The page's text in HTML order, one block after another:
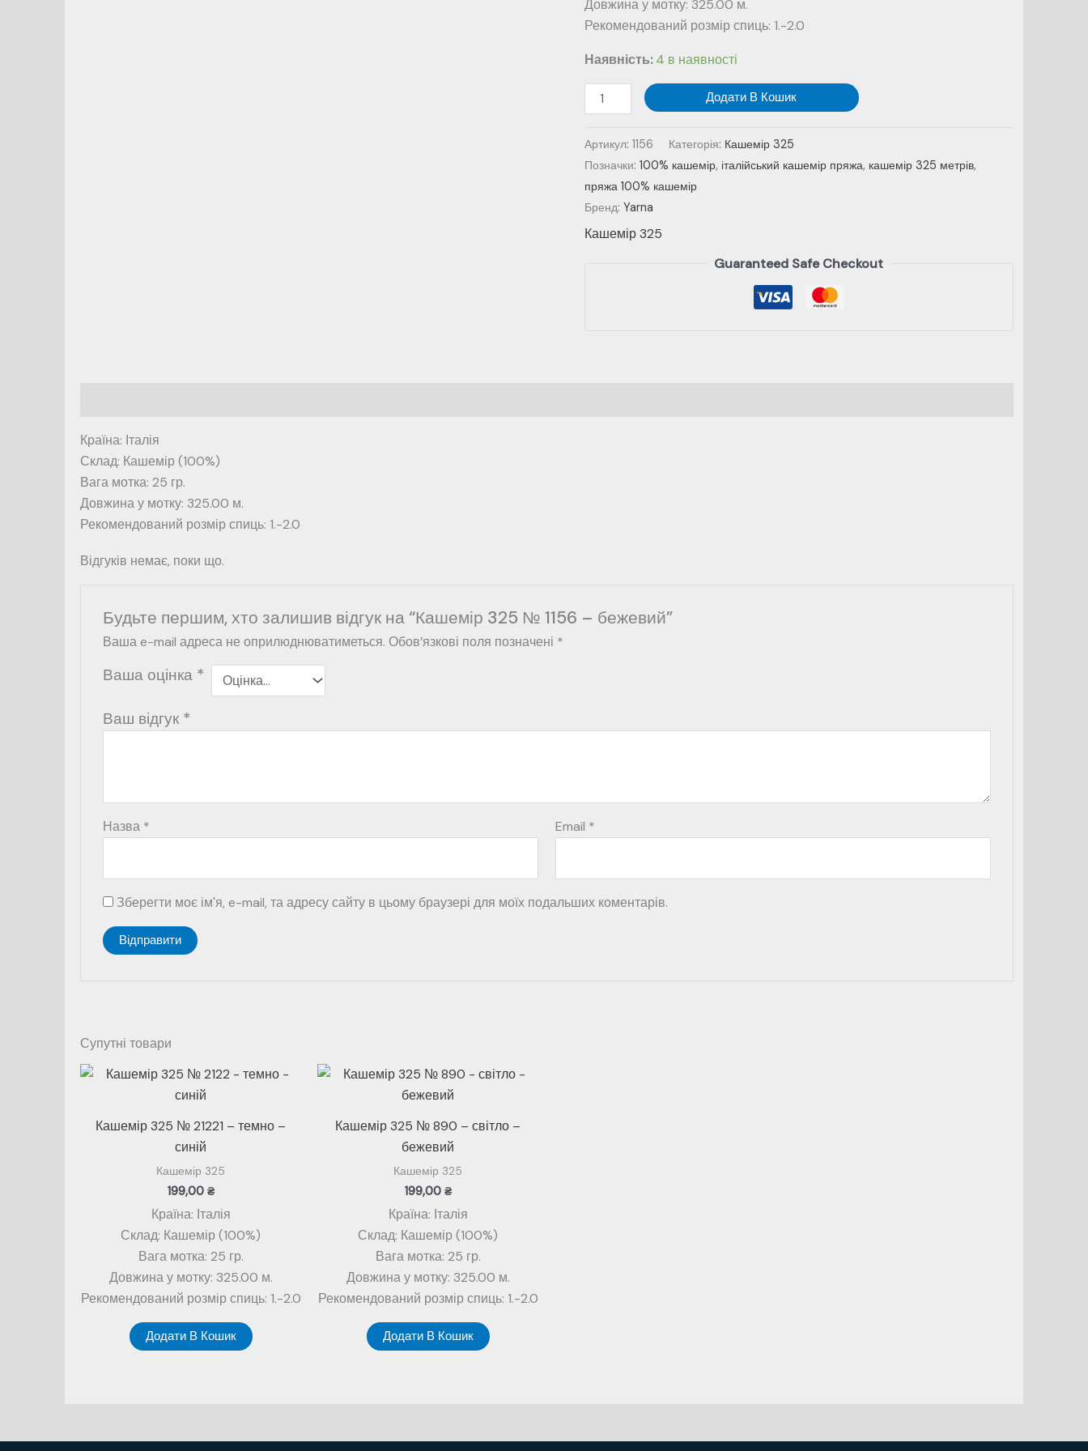
Довжина у мотку: 325.00 м.
Рекомендований розмір спиць: 1.-2.0
Наявність: 4 в наявності
Кашемір
325
1156
бежевий
кількість
Додати В Кошик
Артикул: 1156 Категорія: Кашемір 325
Позначки: 100% кашемір, італійський кашемір пряжа, кашемір 325 метрів,
пряжа 100% кашемір
Бренд: Yarna
Кашемір 325
Guaranteed Safe Checkout
Країна: Італія
Склад: Кашемір (100%)
Вага мотка: 25 гр.
Довжина у мотку: 325.00 м.
Рекомендований розмір спиць: 1.-2.0
Відгуків немає, поки що.
Будьте першим, хто залишив відгук на “Кашемір 325 № 1156 – бежевий”
Ваша e-mail адреса не оприлюднюватиметься. Обов’язкові поля позначені *
Ваша оцінка *
Ваш відгук *
Назва * Email *
Зберегти моє ім'я, e-mail, та адресу сайту в цьому браузері для моїх подальших коментарів.
Супутні товари
Кашемір 325 № 21221 – темно –
синій
Кашемір 325
199,00 ₴
Країна: Італія
Склад: Кашемір (100%)
Вага мотка: 25 гр.
Довжина у мотку: 325.00 м.
Рекомендований розмір спиць: 1.-2.0
Додати В Кошик
Кашемір 325 № 890 – світло –
бежевий
Кашемір 325
199,00 ₴
Країна: Італія
Склад: Кашемір (100%)
Вага мотка: 25 гр.
Довжина у мотку: 325.00 м.
Рекомендований розмір спиць: 1.-2.0
Додати В Кошик